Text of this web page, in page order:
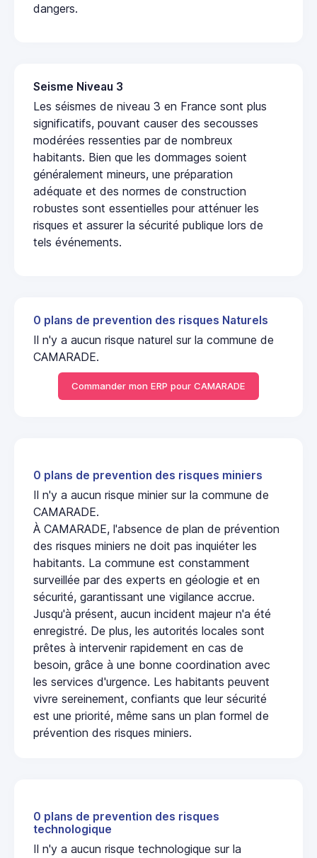
dangers.
Seisme Niveau 3
Les séismes de niveau 3 en France sont plus
significatifs, pouvant causer des secousses
modérées ressenties par de nombreux
habitants. Bien que les dommages soient
généralement mineurs, une préparation
adéquate et des normes de construction
robustes sont essentielles pour atténuer les
risques et assurer la sécurité publique lors de
tels événements.
0 plans de prevention des risques Naturels
Il n'y a aucun risque naturel sur la commune de
CAMARADE.
Commander mon ERP pour CAMARADE
0 plans de prevention des risques miniers
Il n'y a aucun risque minier sur la commune de
CAMARADE.
À CAMARADE, l'absence de plan de prévention
des risques miniers ne doit pas inquiéter les
habitants. La commune est constamment
surveillée par des experts en géologie et en
sécurité, garantissant une vigilance accrue.
Jusqu'à présent, aucun incident majeur n'a été
enregistré. De plus, les autorités locales sont
prêtes à intervenir rapidement en cas de
besoin, grâce à une bonne coordination avec
les services d'urgence. Les habitants peuvent
vivre sereinement, confiants que leur sécurité
est une priorité, même sans un plan formel de
prévention des risques miniers.
0 plans de prevention des risques
technologique
Il n'y a aucun risque technologique sur la